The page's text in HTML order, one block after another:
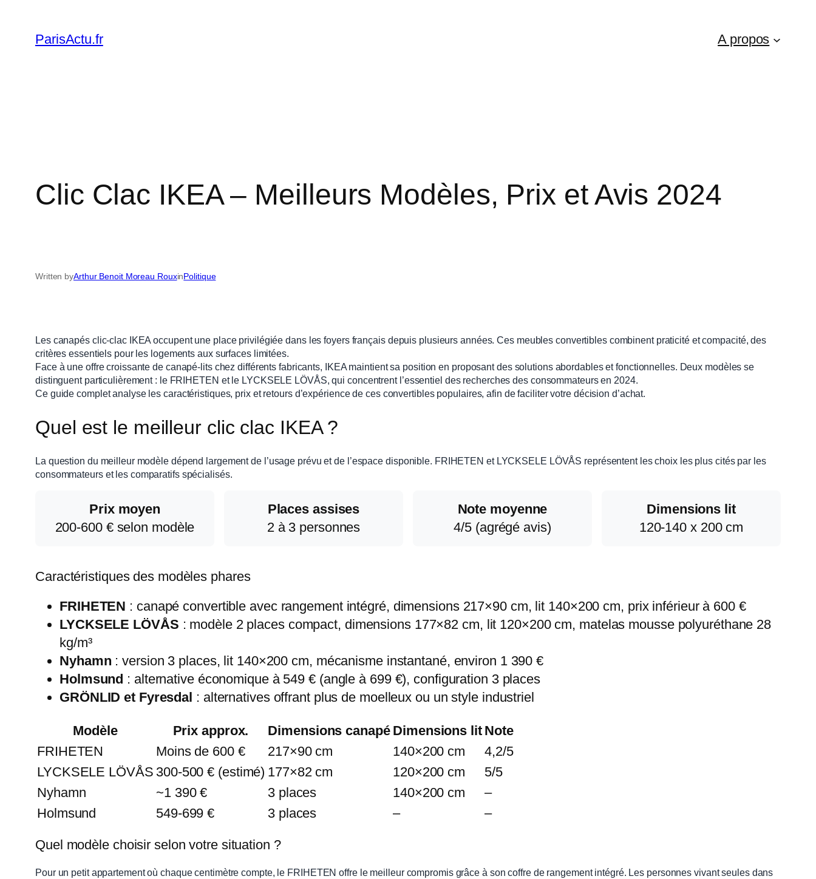
content
ParisActu.fr A propos
Clic Clac IKEA – Meilleurs Modèles, Prix et Avis 2024
Written byArthur Benoit Moreau RouxinPolitique
Les canapés clic-clac IKEA occupent une place privilégiée dans les foyers français depuis plusieurs années. Ces meubles convertibles combinent praticité et compacité, des
critères essentiels pour les logements aux surfaces limitées.
Face à une offre croissante de canapé-lits chez différents fabricants, IKEA maintient sa position en proposant des solutions abordables et fonctionnelles. Deux modèles se
distinguent particulièrement : le FRIHETEN et le LYCKSELE LÖVÅS, qui concentrent l’essentiel des recherches des consommateurs en 2024.
Ce guide complet analyse les caractéristiques, prix et retours d’expérience de ces convertibles populaires, afin de faciliter votre décision d’achat.
Quel est le meilleur clic clac IKEA ?
La question du meilleur modèle dépend largement de l’usage prévu et de l’espace disponible. FRIHETEN et LYCKSELE LÖVÅS représentent les choix les plus cités par les
consommateurs et les comparatifs spécialisés.
Prix moyen
200-600 € selon modèle
Places assises
2 à 3 personnes
Note moyenne
4/5 (agrégé avis)
Dimensions lit
120-140 x 200 cm
Caractéristiques des modèles phares
FRIHETEN : canapé convertible avec rangement intégré, dimensions 217×90 cm, lit 140×200 cm, prix inférieur à 600 €
LYCKSELE LÖVÅS : modèle 2 places compact, dimensions 177×82 cm, lit 120×200 cm, matelas mousse polyuréthane 28
kg/m³
Nyhamn : version 3 places, lit 140×200 cm, mécanisme instantané, environ 1 390 €
Holmsund : alternative économique à 549 € (angle à 699 €), configuration 3 places
GRÖNLID et Fyresdal : alternatives offrant plus de moelleux ou un style industriel
Modèle Prix approx. Dimensions canapé Dimensions lit Note
FRIHETEN
Moins de 600 € 217×90 cm 140×200 cm
4,2/5
LYCKSELE LÖVÅS 300-500 € (estimé) 177×82 cm 120×200 cm
5/5
Nyhamn
~1 390 € 3 places 140×200 cm
–
Holmsund
549-699 € 3 places – –
Quel modèle choisir selon votre situation ?
Pour un petit appartement où chaque centimètre compte, le FRIHETEN offre le meilleur compromis grâce à son coffre de rangement intégré. Les personnes vivant seules dans